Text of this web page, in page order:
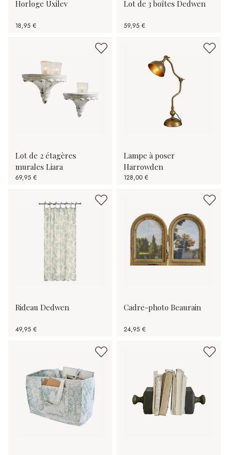
Horloge Uxilev
18,95 €
Lot de 3 boîtes Dedwen
59,95 €
Lot de 2 étagères
murales Liara
69,95 €
Lampe à poser
Harrowden
128,00 €
Rideau Dedwen
49,95 €
Cadre-photo Beaurain
24,95 €